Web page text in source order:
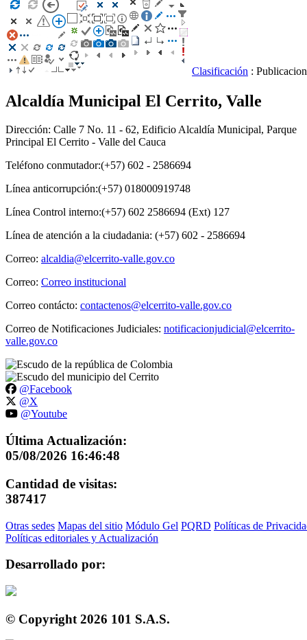
Clasificación :
Alcaldía Municipal El Cerrito, Valle
Dirección: Calle 7 No. 11 - 62, Edificio Alcaldía Municipal, Parque
Principal El Cerrito - Valle del Cauca
Teléfono conmutador:(+57) 602 - 2586694
Línea anticorrupción:(+57) 018000919748
Línea Control interno:(+57) 602 2586694 (Ext) 127
Línea de atención a la ciudadania: (+57) 602 - 2586694
Correo: alcaldia@elcerrito-valle.gov.co
Correo: Correo institucional
Correo contácto: contactenos@elcerrito-valle.gov.co
Correo de Notificaciones Judiciales: notificacionjudicial@elcerrito-
valle.gov.co
@Facebook
@X
@Youtube
Última Actualización:
05/08/2026 16:46:48
Cantidad de visitas:
387417
Otras sedes Mapas del sitio Módulo Gel PQRD Políticas de
Políticas editoriales y Actualización
Desarrollado por:
© Copyright 2026 101 S.A.S.